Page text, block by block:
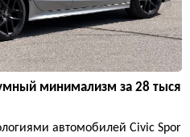
минимализм за 28 тыся
автомобилей Civic Spor